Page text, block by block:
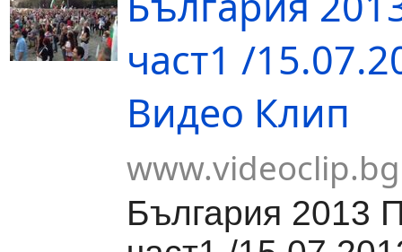
част1 /
Видео Клип
www.videoclip.bg
България 2013